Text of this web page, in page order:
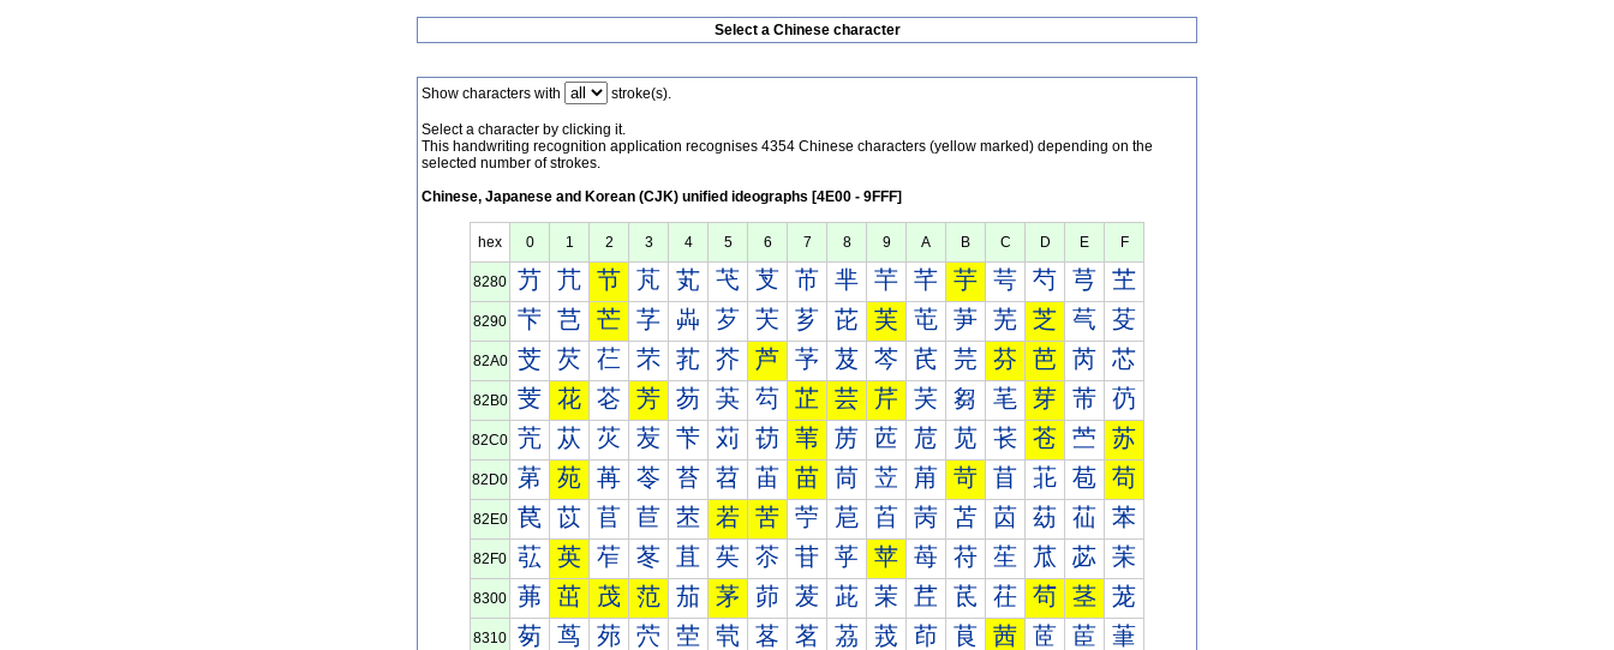
Select a Chinese character
Show characters with stroke(s).
Select a character by clicking it.
This handwriting recognition application recognises 4354 Chinese characters (yellow marked) depending on the
selected number of strokes.
Chinese, Japanese and Korean (CJK) unified ideographs [4E00 - 9FFF]
hex 0 1 2 3 4 5 6 7 8 9 A B C D E F
8280 芀 芁 节 芃 芄 芅 芆 芇 芈 芉 芊 芋 芌 芍 芎 芏
8290 芐 芑 芒 芓 芔 芕 芖 芗 芘 芙 芚 芛 芜 芝 芞 芟
82A0 芠 芡 芢 芣 芤 芥 芦 芧 芨 芩 芪 芫 芬 芭 芮 芯
82B0 芰 花 芲 芳 芴 芵 芶 芷 芸 芹 芺 芻 芼 芽 芾 芿
82C0 苀 苁 苂 苃 苄 苅 苆 苇 苈 苉 苊 苋 苌 苍 苎 苏
82D0 苐 苑 苒 苓 苔 苕 苖 苗 苘 苙 苚 苛 苜 苝 苞 苟
82E0 苠 苡 苢 苣 苤 若 苦 苧 苨 苩 苪 苫 苬 苭 苮 苯
82F0 苰 英 苲 苳 苴 苵 苶 苷 苸 苹 苺 苻 苼 苽 苾 苿
8300 茀 茁 茂 范 茄 茅 茆 茇 茈 茉 茊 茋 茌 茍 茎 茏
8310 茐 茑 茒 茓 茔 茕 茖 茗 茘 茙 茚 茛 茜 茝 茞 茟